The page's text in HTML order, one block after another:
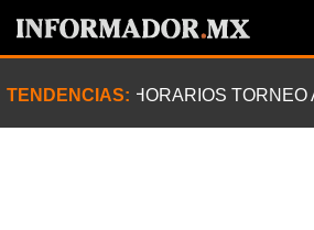
TENDENCIAS: HORARIOS